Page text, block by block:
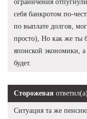
ограничения
себя банкротом по-
по выплате долгов,
просто), Но как же ты
японской экономики, а
будет.
Сторожевая ответил(а)
Ситуация та же